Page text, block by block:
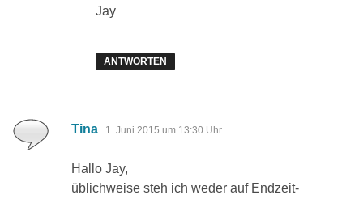
Jay
ANTWORTEN
Tina sagt:
1. Juni 2015 um 13:30 Uhr
Hallo Jay,
üblichweise steh ich weder auf Endzeit-